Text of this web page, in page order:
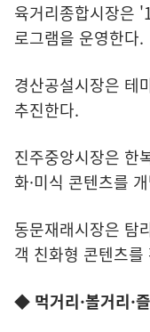
육거리종합시장은
로그램을 운영한다.
경산공설시장은 테
추진한다.
진주중앙시장은 한
화·미식 콘텐츠를
동문재래시장은 탐
객 친화형 콘텐츠를
◆ 먹거리·볼거리·